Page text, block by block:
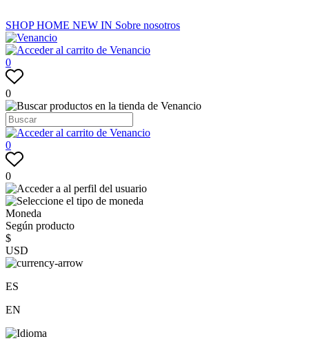
SHOPHOME NEW IN Sobre nosotros
0
0
0
0
Moneda
Según producto
$
USD
ES
EN